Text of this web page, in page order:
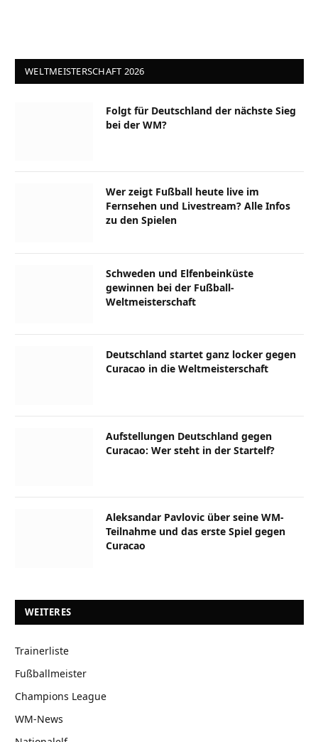
WELTMEISTERSCHAFT 2026
Folgt für Deutschland der nächste Sieg
bei der WM?
Wer zeigt Fußball heute live im
Fernsehen und Livestream? Alle Infos
zu den Spielen
Schweden und Elfenbeinküste
gewinnen bei der Fußball-
Weltmeisterschaft
Deutschland startet ganz locker gegen
Curacao in die Weltmeisterschaft
Aufstellungen Deutschland gegen
Curacao: Wer steht in der Startelf?
Aleksandar Pavlovic über seine WM-
Teilnahme und das erste Spiel gegen
Curacao
WEITERES
Trainerliste
Fußballmeister
Champions League
WM-News